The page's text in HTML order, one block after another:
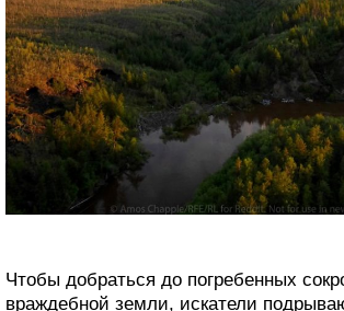
Чтобы добраться до погребенных
враждебной земли, искатели